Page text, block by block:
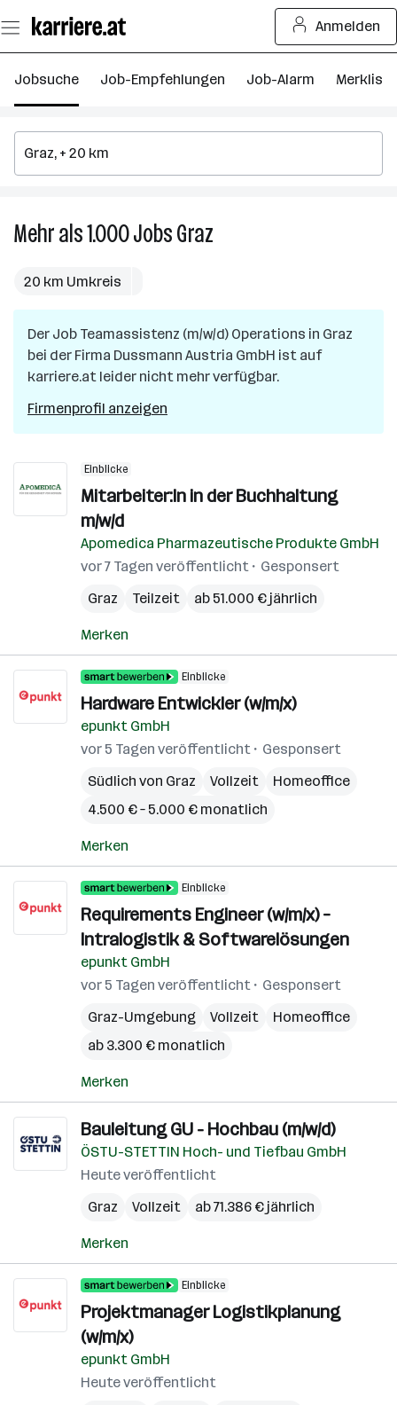
Seiteninhalt
springen
Anmelden
Jobsuche Job-Empfehlungen Job-Alarm Merkliste
Mehr als 1.000JobsGraz
in
Graz
20 km Umkreis
Der Job Teamassistenz (m/w/d) Operations in Graz
bei der Firma Dussmann Austria GmbH ist auf
karriere.at leider nicht mehr verfügbar.
Firmenprofil anzeigen
Einblicke
Mitarbeiter:In in der Buchhaltung
m/w/d
Apomedica Pharmazeutische Produkte GmbH
vor 7 Tagen veröffentlicht
Gesponsert
Graz
Teilzeit ab 51.000 € jährlich
Merken
Einblicke
Hardware Entwickler (w/m/x)
epunkt GmbH
vor 5 Tagen veröffentlicht
Gesponsert
Südlich von Graz
Vollzeit
Homeoffice
4.500 € – 5.000 € monatlich
Merken
Einblicke
Requirements Engineer (w/m/x) –
Intralogistik & Softwarelösungen
epunkt GmbH
vor 5 Tagen veröffentlicht
Gesponsert
Graz-Umgebung
Vollzeit
Homeoffice
ab 3.300 € monatlich
Merken
Bauleitung GU - Hochbau (m/w/d)
ÖSTU-STETTIN Hoch- und Tiefbau GmbH
Heute veröffentlicht
Graz
Vollzeit ab 71.386 € jährlich
Merken
Einblicke
Projektmanager Logistikplanung
(w/m/x)
epunkt GmbH
Heute veröffentlicht